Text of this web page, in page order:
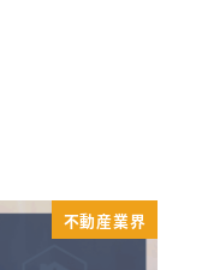
不動産業界